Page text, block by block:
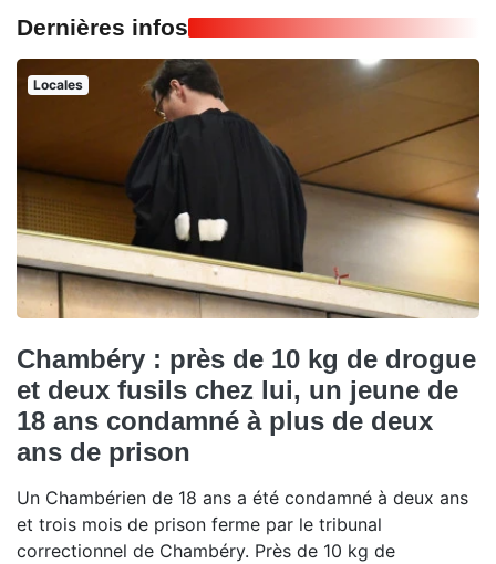
Dernières infos
Locales
Chambéry : près de 10 kg de drogue
et deux fusils chez lui, un jeune de
18 ans condamné à plus de deux
ans de prison
Un Chambérien de 18 ans a été condamné à deux ans
et trois mois de prison ferme par le tribunal
correctionnel de Chambéry. Près de 10 kg de